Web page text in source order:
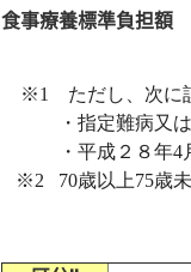
食事療養標準負担額
※1 ただし、次に該
・指定難病又は小
・平成２８年4月
※2 70歳以上75歳未